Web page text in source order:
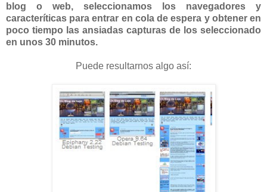
blog o web, seleccionamos los navegadores y
caracteríticas para entrar en cola de espera y obtener en
poco tiempo las ansiadas capturas de los seleccionado
en unos 30 minutos.
Puede resultarnos algo así: